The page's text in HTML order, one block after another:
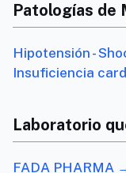
Patologías de
Hipotensión -
Insuficiencia
Laboratorio
FADA PHARMA